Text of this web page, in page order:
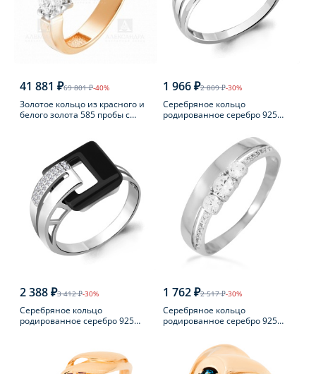
41 881 ₽69 801 ₽-40%
Золотое кольцо из красного и
белого золота 585 пробы с
1 966 ₽2 809 ₽-30%
Серебряное кольцо
родированное серебро 925
2 388 ₽3 412 ₽-30%
Серебряное кольцо
родированное серебро 925
1 762 ₽2 517 ₽-30%
Серебряное кольцо
родированное серебро 925